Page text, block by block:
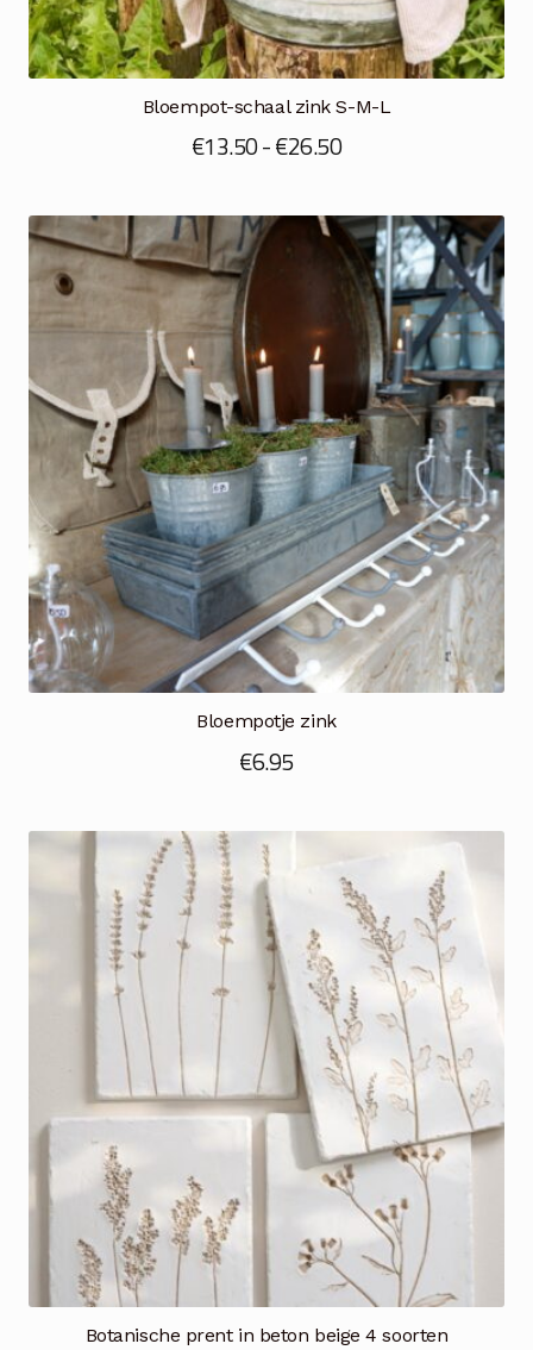
Bloempot-schaal zink S-M-L
€13.50-€26.50Prijsklasse:
tot
€26.50
Bloempotje zink
€6.95
Botanische prent in beton beige 4 soorten